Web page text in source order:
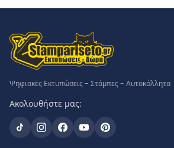
Ψηφιακές Εκτυπώσεις - Στάμπες - Αυτοκόλλητα
Ακολουθήστε μας: